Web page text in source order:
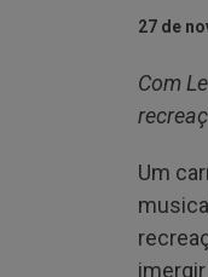
27 de
Com
Um